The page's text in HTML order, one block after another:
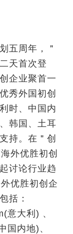
五周年，＂
天首次登
企业聚首一
秀外国初创
时、中国内
韩国、土耳
持。在＂创
外优胜初创
讨论行业趋
优胜初创企
括：
意大利) 、
国内地)、